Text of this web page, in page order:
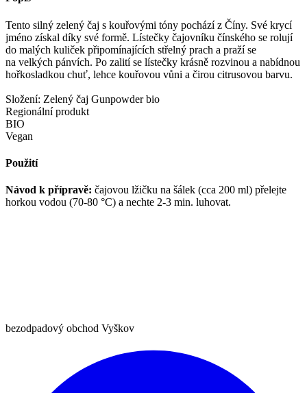
Tento silný zelený čaj s kouřovými tóny pochází z Číny. Své krycí
jméno získal díky své formě. Lístečky čajovníku čínského se rolují
do malých kuliček připomínajících střelný prach a praží se
na velkých pánvích. Po zalití se lístečky krásně rozvinou a nabídnou
hořkosladkou chuť, lehce kouřovou vůni a čirou citrusovou barvu.
Složení: Zelený čaj Gunpowder bio
Regionální produkt
BIO
Vegan
Použití
Návod k přípravě: čajovou lžičku na šálek (cca 200 ml) přelejte
horkou vodou (70-80 °C) a nechte 2-3 min. luhovat.
bezodpadový obchod Vyškov